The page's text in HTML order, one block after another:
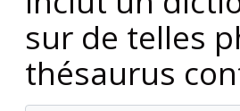
sur de telles
thésaurus